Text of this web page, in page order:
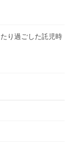
り過ごした託児時